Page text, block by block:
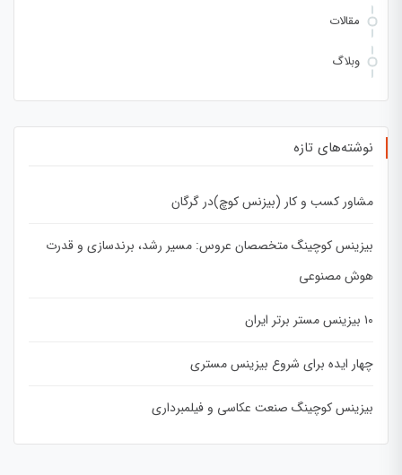
مقالات
وبلاگ
نوشته‌های تازه
مشاور کسب و کار (بیزنس کوچ)در گرگان
بیزینس کوچینگ متخصصان عروس: مسیر رشد، برندسازی و قدرت
هوش مصنوعی
۱۰ بیزینس مستر برتر ایران
چهار ایده برای شروع بیزینس مستری
بیزینس کوچینگ صنعت عکاسی و فیلمبرداری